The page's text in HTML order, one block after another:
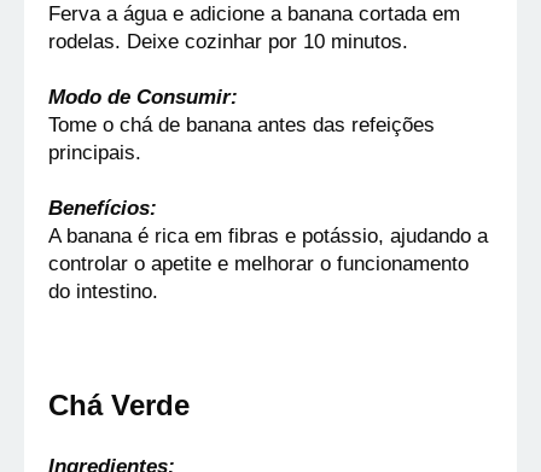
Ferva a água e adicione a banana cortada em
rodelas. Deixe cozinhar por 10 minutos.
Modo de Consumir:
Tome o chá de banana antes das refeições
principais.
Benefícios:
A banana é rica em fibras e potássio, ajudando a
controlar o apetite e melhorar o funcionamento
do intestino.
Chá Verde
Ingredientes: